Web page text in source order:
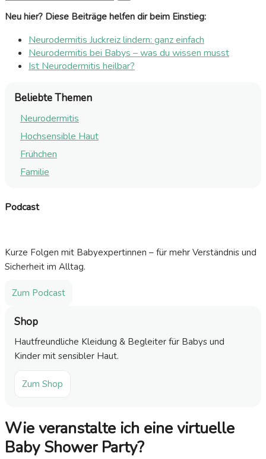
Neu hier? Diese Beiträge helfen dir beim Einstieg:
Neurodermitis Juckreiz lindern: ganz einfach
Neurodermitis bei Babys – was du wissen musst
Ist Neurodermitis heilbar?
Beliebte Themen
Neurodermitis
Hochsensible Haut
Frühchen
Familie
Podcast
Kurze Folgen mit Babyexpertinnen – für mehr Verständnis und
Sicherheit im Alltag.
Zum Podcast
Shop
Hautfreundliche Kleidung & Begleiter für Babys und
Kinder mit sensibler Haut.
Zum Shop
Wie veranstalte ich eine virtuelle
Baby Shower Party?